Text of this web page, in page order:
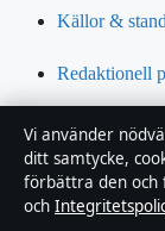
Källor &
Redaktionell
Rättelsepolicy
Vi använder
ditt samtycke,
förbättra den och
och